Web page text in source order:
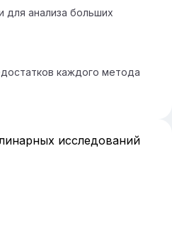
для анализа больших
каждого метода